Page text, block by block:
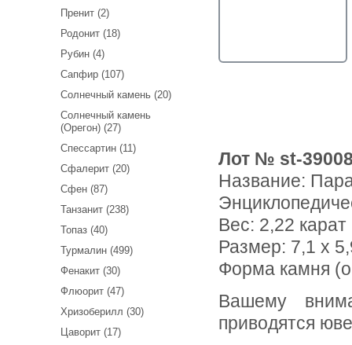
Пренит (2)
Родонит (18)
Рубин (4)
Сапфир (107)
Солнечный камень (20)
Солнечный камень
(Орегон) (27)
Спессартин (11)
Сфалерит (20)
Сфен (87)
Танзанит (238)
Топаз (40)
Турмалин (499)
Фенакит (30)
Флюорит (47)
Хризоберилл (30)
Цаворит (17)
Лот № st-
Название:
Вес: 2,22 карат
Размер: 7,1 х
Форма камня
Вашему вниманию предлагается пара перидотов! Ниже
приводятся